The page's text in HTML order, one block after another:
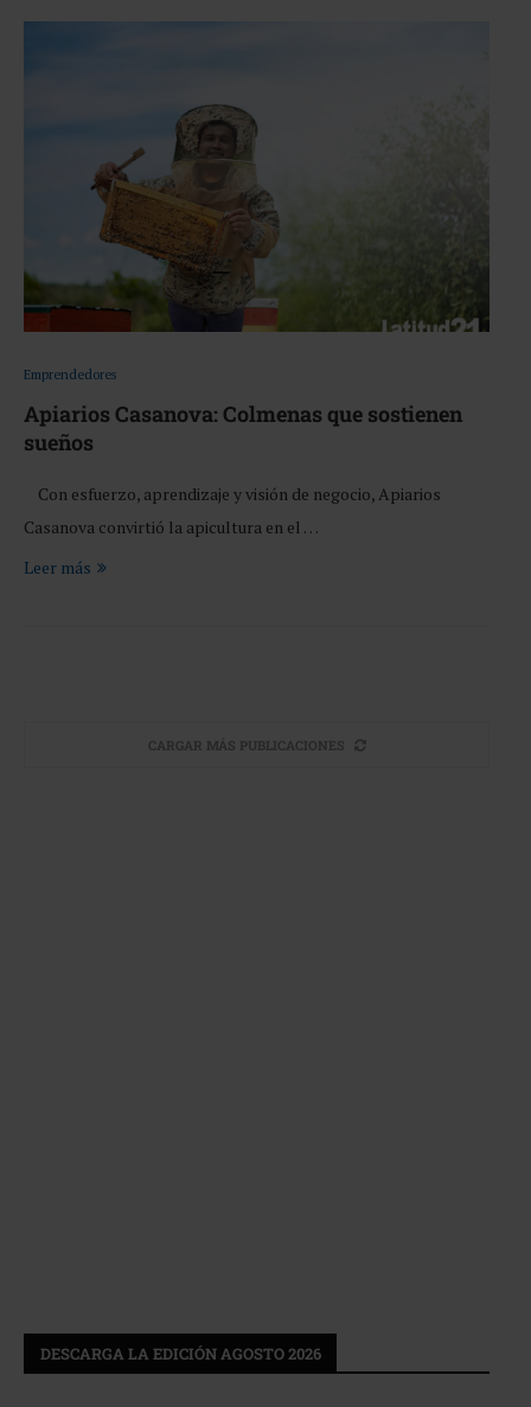
Emprendedores
Apiarios Casanova: Colmenas que sostienen
sueños
Con esfuerzo, aprendizaje y visión de negocio, Apiarios
Casanova convirtió la apicultura en el …
Leer más
CARGAR MÁS PUBLICACIONES
DESCARGA LA EDICIÓN AGOSTO 2026